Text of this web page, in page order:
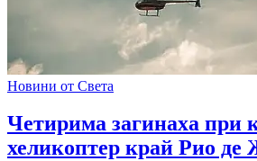
Новини от Света
Четирима загинаха при
хеликоптер край Рио де